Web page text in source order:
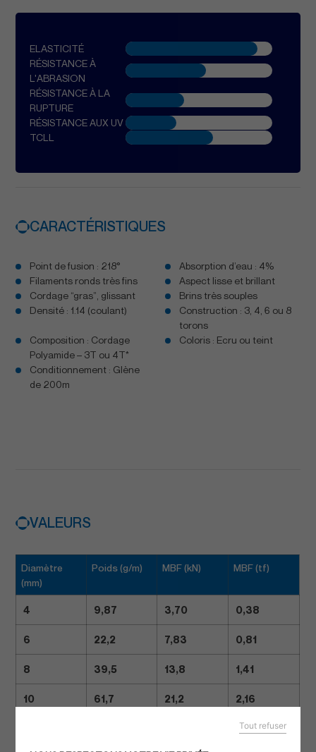
Tout refuser
ELASTICITÉ
RÉSISTANCE À
L'ABRASION
RÉSISTANCE À LA
RUPTURE
RÉSISTANCE AUX UV
TCLL
CARACTÉRISTIQUES
Point de fusion : 218°
Absorption d’eau : 4%
Filaments ronds très fins
Aspect lisse et brillant
Cordage “gras”, glissant
Brins très souples
Densité : 1.14 (coulant)
Construction : 3, 4, 6 ou 8
torons
Composition : Cordage
Polyamide – 3T ou 4T*
Coloris : Ecru ou teint
Conditionnement : Glène
de 200m
VALEURS
Diamètre
(mm)
Poids (g/m) MBF (kN) MBF (tf)
4 9,87 3,70 0,38
6 22,2 7,83 0,81
8 39,5 13,8 1,41
10 61,7 21,2 2,16
3,07